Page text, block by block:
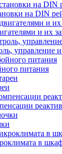
на DIN
и их
управление
питания
в